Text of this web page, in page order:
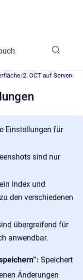
/2. OCT auf
Einstellungen für
sind nur
Index und
den verschiedenen
übergreifend für
anwendbar.
Speichert
Änderungen